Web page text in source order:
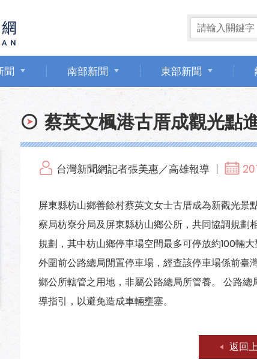
聞 南部新聞 東部新聞
蔡英文楓港古厝成觀光點
台灣新聞網記者張美惠／高雄報導
屏東縣枋山鄉善餘村蔡英文女士古厝成為新觀光景
察局枋寮分局及屏東縣枋山鄉公所，共同協調規劃
規劃，其中枋山鄉停車場空間最多可停放約100輛
外圍前公路總局閒置停車場，經查該停車場係前臺
鄉公所轄管之用地，非屬公路總局所管養。 公路
導指引，以避免造成車輛壅塞。
返回